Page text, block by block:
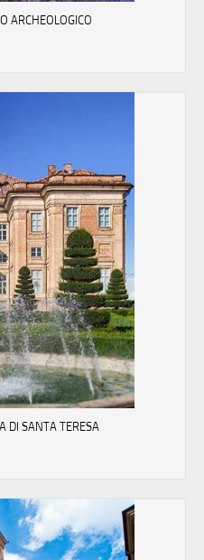
ARCHEOLOGICO
DI SANTA TERESA